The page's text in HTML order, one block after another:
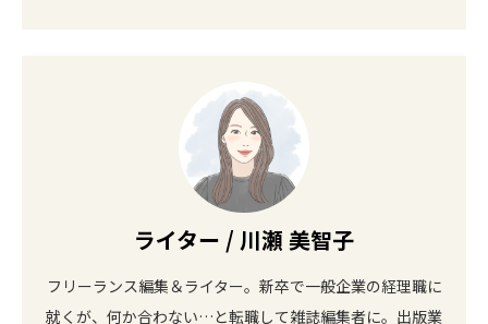
ライター / 川瀬 美智子
フリーランス編集＆ライター。新卒で一般企業の経理職に
就くが、何か合わない…と転職して雑誌編集者に。出版業